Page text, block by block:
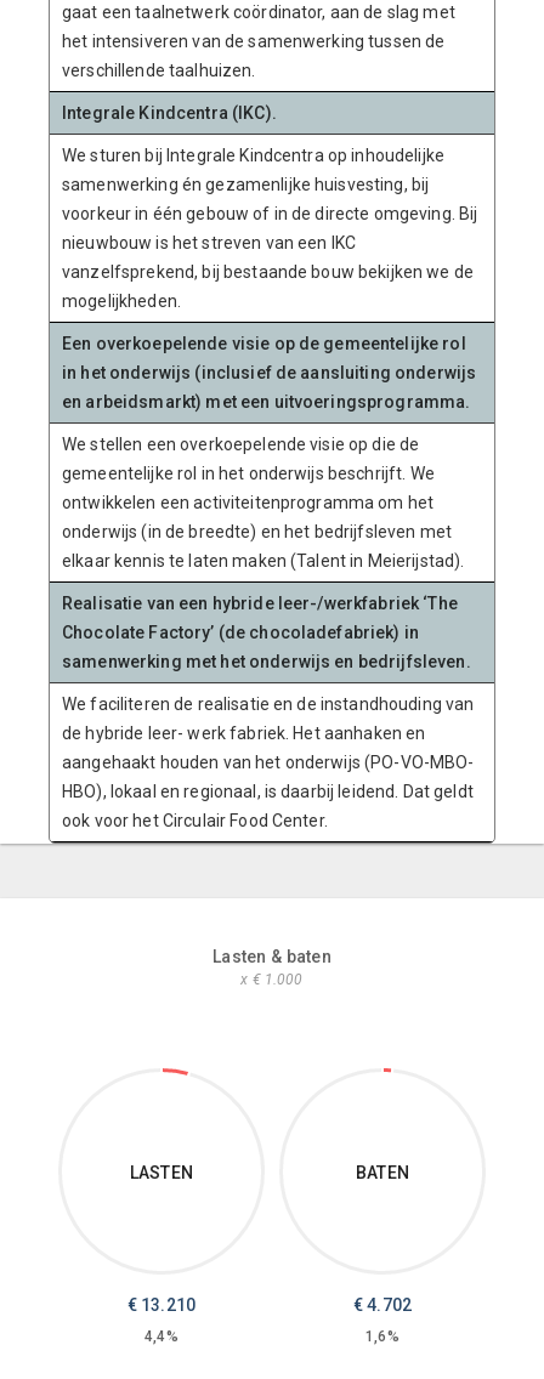
gaat een taalnetwerk coördinator, aan de slag met
het intensiveren van de samenwerking tussen de
verschillende taalhuizen.
Integrale Kindcentra (IKC).
We sturen bij Integrale Kindcentra op inhoudelijke
samenwerking én gezamenlijke huisvesting, bij
voorkeur in één gebouw of in de directe omgeving. Bij
nieuwbouw is het streven van een IKC
vanzelfsprekend, bij bestaande bouw bekijken we de
mogelijkheden.
Een overkoepelende visie op de gemeentelijke rol
in het onderwijs (inclusief de aansluiting onderwijs
en arbeidsmarkt) met een uitvoeringsprogramma.
We stellen een overkoepelende visie op die de
gemeentelijke rol in het onderwijs beschrijft. We
ontwikkelen een activiteitenprogramma om het
onderwijs (in de breedte) en het bedrijfsleven met
elkaar kennis te laten maken (Talent in Meierijstad).
Realisatie van een hybride leer-/werkfabriek ‘The
Chocolate Factory’ (de chocoladefabriek) in
samenwerking met het onderwijs en bedrijfsleven.
We faciliteren de realisatie en de instandhouding van
de hybride leer- werk fabriek. Het aanhaken en
aangehaakt houden van het onderwijs (PO-VO-MBO-
HBO), lokaal en regionaal, is daarbij leidend. Dat geldt
ook voor het Circulair Food Center.
Lasten & baten
x € 1.000
LASTEN
€ 13.210
4,4%
BATEN
€4.702
1,6%